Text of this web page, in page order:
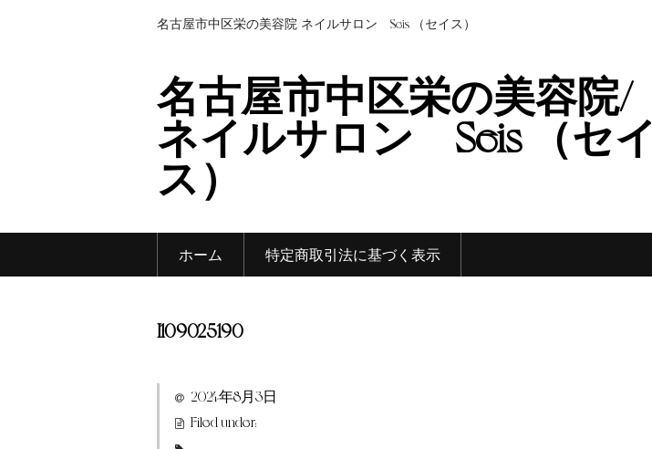
名古屋市中区栄の美容院/ネイルサロン Seis （セイス）
名古屋市中区栄の美容院/
ネイルサロン Seis （セイ
ス）
ホーム 特定商取引法に基づく表示
I109025190
2024年8月3日
Filed under: